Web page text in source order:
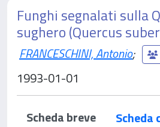
Funghi segnalati sulla
sughero (Quercus
FRANCESCHINI, Antonio;
1993-01-01
Scheda breve
Scheda